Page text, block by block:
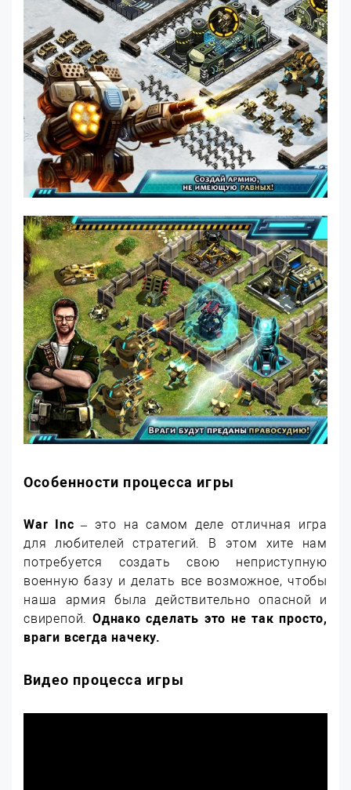
Особенности процесса игры
War Inc – это на самом деле отличная игра
для любителей стратегий. В этом хите нам
потребуется создать свою неприступную
военную базу и делать все возможное, чтобы
наша армия была действительно опасной и
свирепой. Однако сделать это не так просто,
враги всегда начеку.
Видео процесса игры